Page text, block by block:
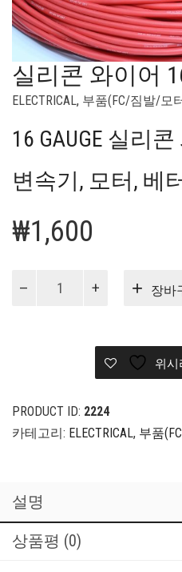
실리콘 와이어
ELECTRICAL, 부품(FC/짐발/모
16 GAUGE 실리
변속기, 모터, 베
₩1,600
색
1m
장바
위시
PRODUCT ID: 2224
카테고리: ELECTRICAL, 부품
설명
상품평 (0)